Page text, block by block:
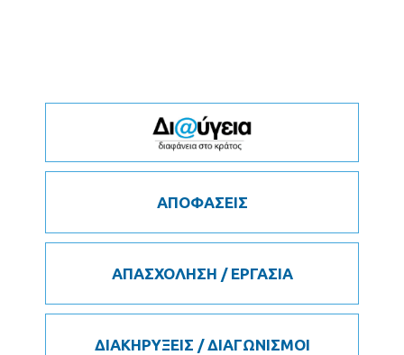
ΑΠΟΦΑΣΕΙΣ
ΑΠΑΣΧΟΛΗΣΗ / ΕΡΓΑΣΙΑ
ΔΙΑΚΗΡΥΞΕΙΣ / ΔΙΑΓΩΝΙΣΜΟΙ